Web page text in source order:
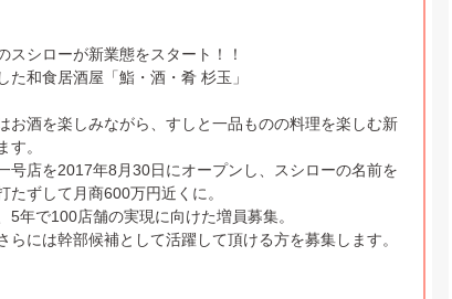
スシローが新業態をスタート！！
た和食居酒屋「鮨・酒・肴 杉玉」
お酒を楽しみながら、すしと一品ものの料理を楽しむ新
す。
号店を2017年8月30日にオープンし、スシローの名前を
たずして月商600万円近くに。
5年で100店舗の実現に向けた増員募集。
らには幹部候補として活躍して頂ける方を募集します。